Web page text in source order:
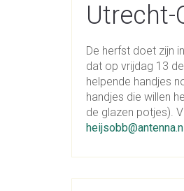
Utrecht-
De herfst doet zijn
dat op vrijdag 13
helpende handjes
handjes die willen
de glazen potjes).